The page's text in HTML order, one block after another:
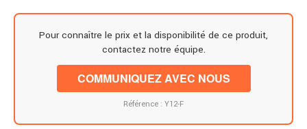
Pour connaître le prix et la disponibilité de ce produit,
contactez notre équipe.
COMMUNIQUEZ AVEC NOUS
Référence : Y12-F